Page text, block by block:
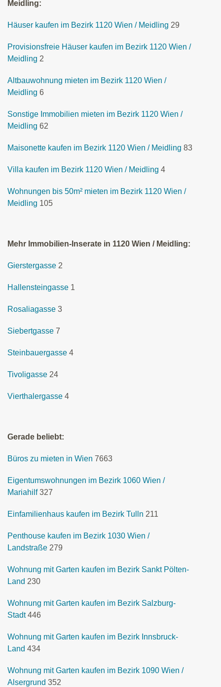
Meidling:
Häuser kaufen im Bezirk 1120 Wien / Meidling 29
Provisionsfreie Häuser kaufen im Bezirk 1120 Wien /
Meidling 2
Altbauwohnung mieten im Bezirk 1120 Wien /
Meidling 6
Sonstige Immobilien mieten im Bezirk 1120 Wien /
Meidling 62
Maisonette kaufen im Bezirk 1120 Wien / Meidling 83
Villa kaufen im Bezirk 1120 Wien / Meidling 4
Wohnungen bis 50m² mieten im Bezirk 1120 Wien /
Meidling 105
Mehr Immobilien-Inserate in 1120 Wien / Meidling:
Gierstergasse 2
Hallensteingasse 1
Rosaliagasse 3
Siebertgasse 7
Steinbauergasse 4
Tivoligasse 24
Vierthalergasse 4
Gerade beliebt:
Büros zu mieten in Wien 7663
Eigentumswohnungen im Bezirk 1060 Wien /
Mariahilf 327
Einfamilienhaus kaufen im Bezirk Tulln 211
Penthouse kaufen im Bezirk 1030 Wien /
Landstraße 279
Wohnung mit Garten kaufen im Bezirk Sankt Pölten-
Land 230
Wohnung mit Garten kaufen im Bezirk Salzburg-
Stadt 446
Wohnung mit Garten kaufen im Bezirk Innsbruck-
Land 434
Wohnung mit Garten kaufen im Bezirk 1090 Wien /
Alsergrund 352